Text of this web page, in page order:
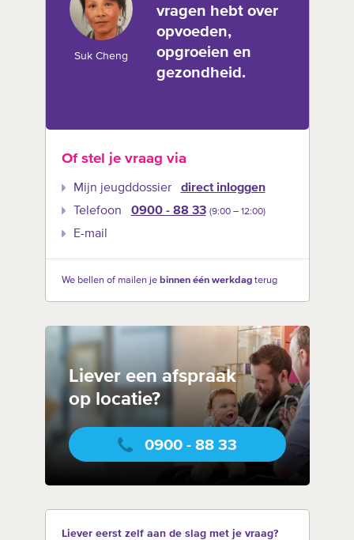
Suk Cheng
vragen hebt over
opvoeden,
opgroeien en
gezondheid.
Of stel je vraag via
Mijn jeugddossier
direct inloggen
Telefoon
0900 - 88 33 (9:00 –‍ 12:00)
E-mail
We bellen of mailen je binnen één werkdagterug
Liever een afspraak
op locatie?
0900 - 88 33
Liever eerst zelf aan de slag met je vraag?